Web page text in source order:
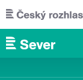
Přejít k hlavnímu